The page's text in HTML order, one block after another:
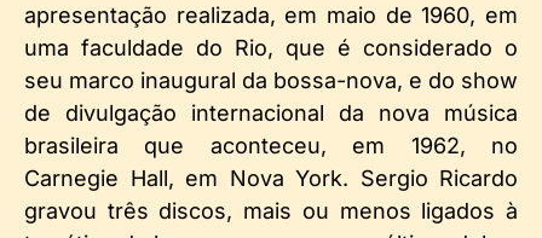
apresentação realizada, em maio de 1960, em
uma faculdade do Rio, que é considerado o
seu marco inaugural da bossa-nova, e do show
de divulgação internacional da nova música
brasileira que aconteceu, em 1962, no
Carnegie Hall, em Nova York. Sergio Ricardo
gravou três discos, mais ou menos ligados à